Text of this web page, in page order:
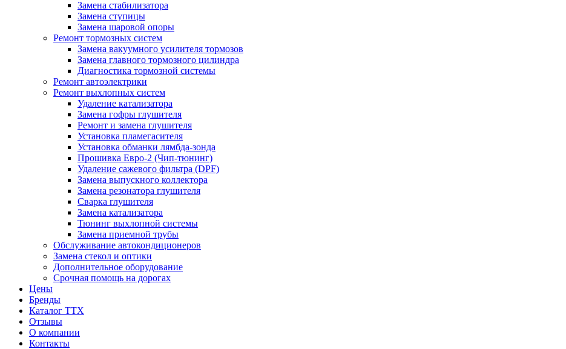
Замена стабилизатора
Замена ступицы
Замена шаровой опоры
Ремонт тормозных систем
Замена вакуумного усилителя тормозов
Замена главного тормозного цилиндра
Диагностика тормозной системы
Ремонт автоэлектрики
Ремонт выхлопных систем
Удаление катализатора
Замена гофры глушителя
Ремонт и замена глушителя
Установка пламегасителя
Установка обманки лямбда-зонда
Прошивка Евро-2 (Чип-тюнинг)
Удаление сажевого фильтра (DPF)
Замена выпускного коллектора
Замена резонатора глушителя
Сварка глушителя
Замена катализатора
Тюнинг выхлопной системы
Замена приемной трубы
Обслуживание автокондиционеров
Замена стекол и оптики
Дополнительное оборудование
Срочная помощь на дорогах
Цены
Бренды
Каталог ТТХ
Отзывы
О компании
Контакты